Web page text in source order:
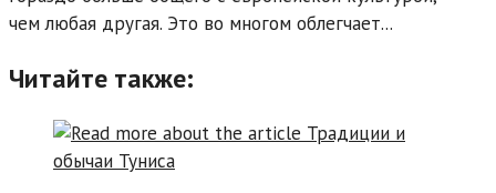
чем любая другая. Это во многом облегчает...
Читайте также: